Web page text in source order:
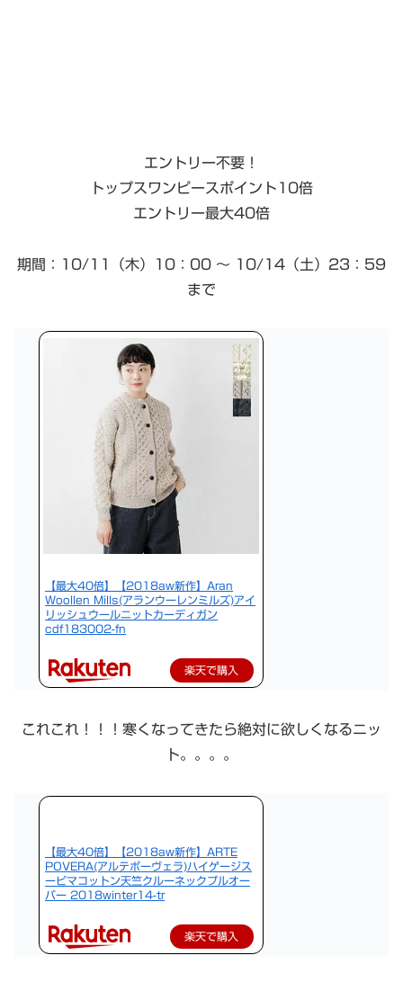
エントリー不要！
トップスワンピースポイント10倍
エントリー最大40倍
期間：10/11（木）10：00 ～ 10/14（土）23：59
まで
【最大40倍】【2018aw新作】Aran
Woollen Mills(アランウーレンミルズ)アイ
リッシュウールニットカーディガン
cdf183002-fn
楽天で購入
これこれ！！！寒くなってきたら絶対に欲しくなるニッ
ト。。。。
【最大40倍】【2018aw新作】ARTE
POVERA(アルテポーヴェラ)ハイゲージス
ーピマコットン天竺クルーネックプルオー
バー 2018winter14-tr
楽天で購入